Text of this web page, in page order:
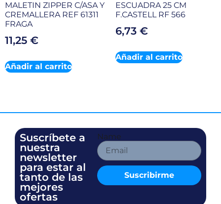
MALETIN ZIPPER C/ASA Y
CREMALLERA REF 61311
FRAGA
11,25 €
Añadir al carrito
ESCUADRA 25 CM
F.CASTELL RF 566
6,73 €
Añadir al carrito
Name
Suscribirme
Suscríbete a
nuestra
newsletter
para estar al
tanto de las
mejores
ofertas